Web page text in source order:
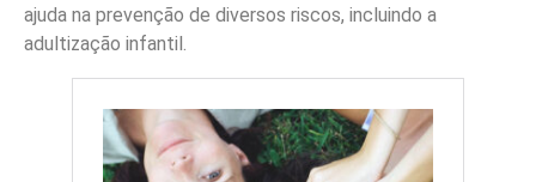
ajuda na prevenção de diversos riscos, incluindo a
adultização infantil.